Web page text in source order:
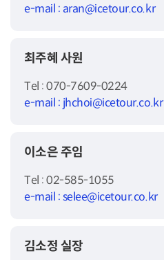
e-mail : aran@icetour.co.kr
최주혜 사원
Tel : 070-7609-0224
e-mail : jhchoi@icetour.co.kr
이소은 주임
Tel : 02-585-1055
e-mail : selee@icetour.co.kr
김소정 실장